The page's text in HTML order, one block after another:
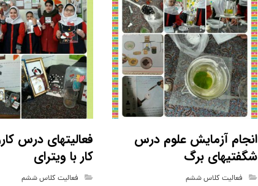
انجام آزمایش علوم درس
شگفتیهای برگ
فعالیت کلاس ششم
فعالیتهای درس
کار با ویترای
فعالیت کلاس ششم